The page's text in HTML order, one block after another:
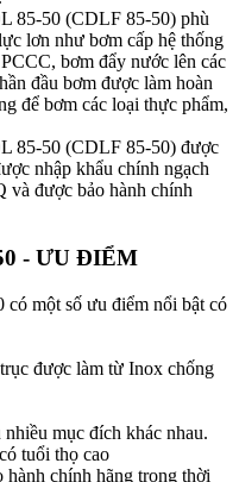
85-50 (CDLF 85-50) phù
lơn như bơm cấp hệ thống
bơm đẩy nước lên các
đầu bơm được làm hoàn
để bơm các loại thực phẩm,
85-50 (CDLF 85-50) được
nhập khẩu chính ngạch
và được bảo hành chính
- ƯU ĐIỂM
một số ưu điểm nổi bật có
được làm từ Inox chống
mục đích khác nhau.
tuổi thọ cao
chính hãng trong thời